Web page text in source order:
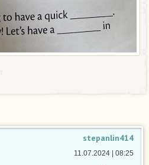
stepanlin414
11.07.2024 | 08:25